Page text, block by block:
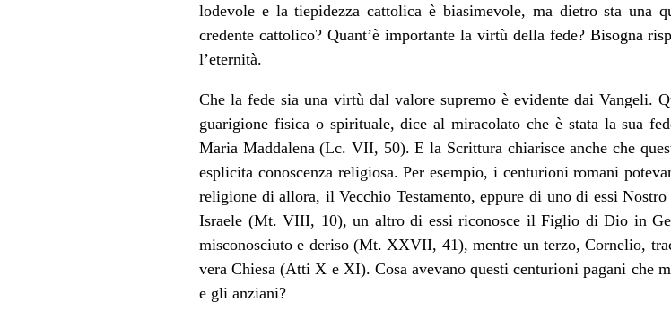
lodevole e la tiepidezza cattolica è biasimevole, ma dietro sta una
credente cattolico? Quant’è importante la virtù della fede? Bisogna
l’eternità.
Che la fede sia una virtù dal valore supremo è evidente dai Vangeli.
guarigione fisica o spirituale, dice al miracolato che è stata la sua
Maria Maddalena (Lc. VII, 50). E la Scrittura chiarisce anche che
esplicita conoscenza religiosa. Per esempio, i centurioni romani
religione di allora, il Vecchio Testamento, eppure di uno di essi
Israele (Mt. VIII, 10), un altro di essi riconosce il Figlio di Dio in
misconosciuto e deriso (Mt. XXVII, 41), mentre un terzo, Cornelio,
vera Chiesa (Atti X e XI). Cosa avevano questi centurioni pagani che
e gli anziani?